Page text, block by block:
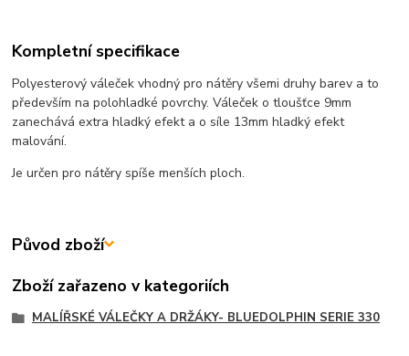
Kompletní specifikace
Polyesterový váleček vhodný pro nátěry všemi druhy barev a to
především na polohladké povrchy. Váleček o tloušťce 9mm
zanechává extra hladký efekt a o síle 13mm hladký efekt
malování.
Je určen pro nátěry spíše menších ploch.
Původ zboží
Zboží zařazeno v kategoriích
MALÍŘSKÉ VÁLEČKY A DRŽÁKY- BLUEDOLPHIN SERIE 330